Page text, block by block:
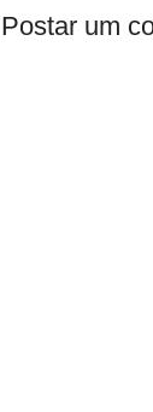
Postar um